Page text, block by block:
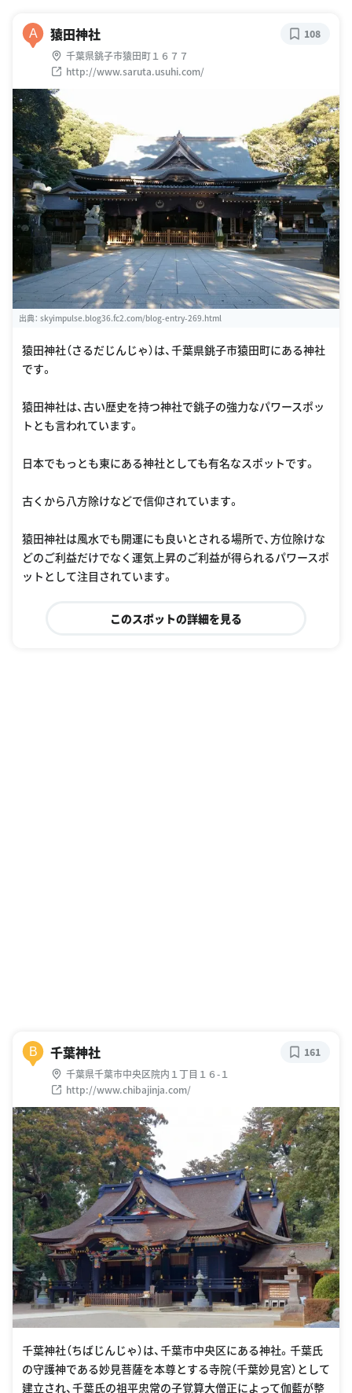
A 猿田神社
千葉県銚子市猿田町１６７７
http://www.saruta.usuhi.com/
108
出典： skyimpulse.blog36.fc2.com/blog-entry-269.html
猿田神社（さるだじんじゃ）は、千葉県銚子市猿田町にある神社
です。
猿田神社は、古い歴史を持つ神社で銚子の強力なパワースポッ
トとも言われています。
日本でもっとも東にある神社としても有名なスポットです。
古くから八方除けなどで信仰されています。
猿田神社は風水でも開運にも良いとされる場所で、方位除けな
どのご利益だけでなく運気上昇のご利益が得られるパワースポ
ットとして注目されています。
このスポットの詳細を見る
B 千葉神社
千葉県千葉市中央区院内１丁目１６-１
http://www.chibajinja.com/
161
千葉神社（ちばじんじゃ）は、千葉市中央区にある神社。千葉氏
の守護神である妙見菩薩を本尊とする寺院（千葉妙見宮）として
建立され、千葉氏の祖平忠常の子覚算大僧正によって伽藍が整